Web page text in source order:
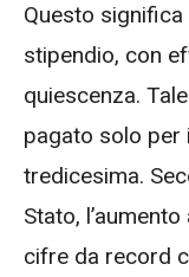
Questo significa
stipendio, con
quiescenza.
pagato solo per
tredicesima.
Stato,
cifre da record